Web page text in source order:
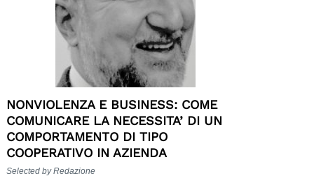
NONVIOLENZA E BUSINESS: COME
COMUNICARE LA NECESSITA’ DI UN
COMPORTAMENTO DI TIPO
COOPERATIVO IN AZIENDA
Selected by Redazione